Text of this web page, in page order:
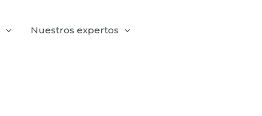
Nuestros expertos